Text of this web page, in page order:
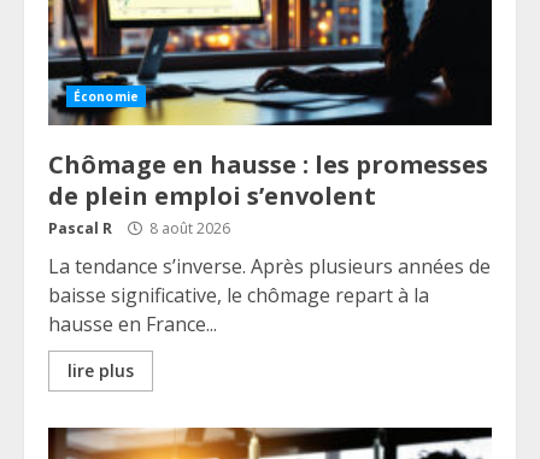
Économie
Chômage en hausse : les promesses
de plein emploi s’envolent
Pascal R 8 août 2026
La tendance s’inverse. Après plusieurs années de
baisse significative, le chômage repart à la
hausse en France...
lire plus